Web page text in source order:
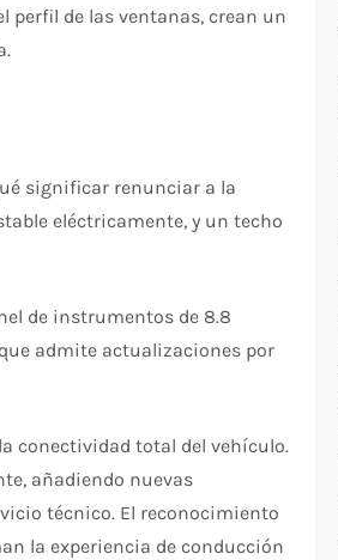
perfil de las ventanas, crean un
significar renunciar a la
eléctricamente, y un techo
de instrumentos de 8.8
admite actualizaciones por
conectividad total del vehículo.
añadiendo nuevas
técnico. El reconocimiento
la experiencia de conducción